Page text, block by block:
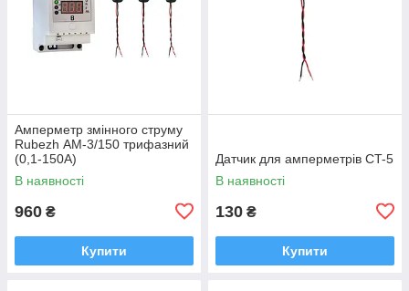
Амперметр змінного струму
Rubezh АМ-3/150 трифазний
(0,1-150А)
В наявності
960 ₴
Купити
Датчик для амперметрів CT-5
В наявності
130 ₴
Купити